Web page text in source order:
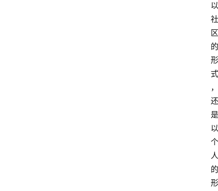
以
社
区
的
形
式
，
还
是
以
个
人
的
形